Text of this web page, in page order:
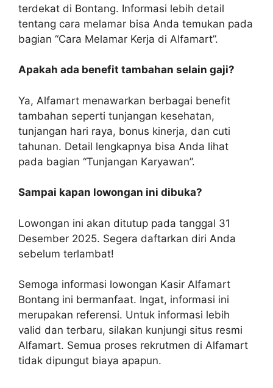
terdekat di Bontang. Informasi lebih detail
tentang cara melamar bisa Anda temukan pada
bagian “Cara Melamar Kerja di Alfamart”.
Apakah ada benefit tambahan selain gaji?
Ya, Alfamart menawarkan berbagai benefit
tambahan seperti tunjangan kesehatan,
tunjangan hari raya, bonus kinerja, dan cuti
tahunan. Detail lengkapnya bisa Anda lihat
pada bagian “Tunjangan Karyawan”.
Sampai kapan lowongan ini dibuka?
Lowongan ini akan ditutup pada tanggal 31
Desember 2025. Segera daftarkan diri Anda
sebelum terlambat!
Semoga informasi lowongan Kasir Alfamart
Bontang ini bermanfaat. Ingat, informasi ini
merupakan referensi. Untuk informasi lebih
valid dan terbaru, silakan kunjungi situs resmi
Alfamart. Semua proses rekrutmen di Alfamart
tidak dipungut biaya apapun.